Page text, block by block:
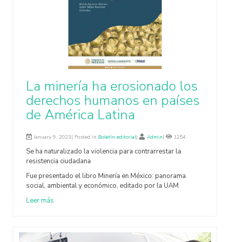
La minería ha erosionado los
derechos humanos en países
de América Latina
January 9, 2023| Posted in Boletín editorial| Admin| 1254
Se ha naturalizado la violencia para contrarrestar la
resistencia ciudadana
Fue presentado el libro Minería en México: panorama
social, ambiental y económico, editado por la UAM
Leer más